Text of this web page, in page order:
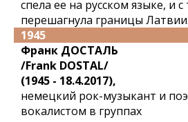
спела ее на русском языке, и
перешагнула границы Латвии.
1945
Франк ДОСТАЛЬ
/Frank DOSTAL/
(1945 - 18.4.2017),
немецкий рок-музыкант и
вокалистом в группах